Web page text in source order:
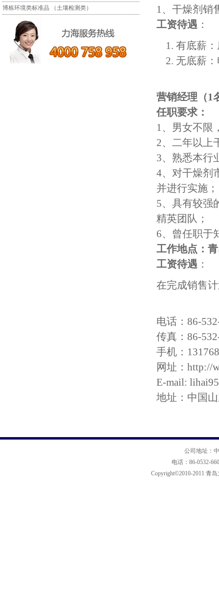
博栋环境类标准品 （土壤检测类）
1、干燥剂销
工资待遇 ：
有底薪
无底薪
营销经理（1
任职要求：
1、男女不限
2、二年以上
3、熟悉本行
4、对干燥剂
并进行实施；
5、具有较强
精英团队；
6、曾任职于
工作地点：
工资待遇 ：
在完成销售
电话：86-
传真：86-
手机：
网址： http://
E-mail:
地址：中国
公司地址：
电话：86-0532-
Copyright©2010-2011 青